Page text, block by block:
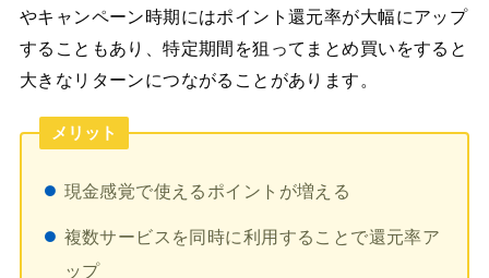
やキャンペーン時期にはポイント還元率が大幅にアップ
することもあり、特定期間を狙ってまとめ買いをすると
大きなリターンにつながることがあります。
メリット
現金感覚で使えるポイントが増える
複数サービスを同時に利用することで還元率ア
ップ